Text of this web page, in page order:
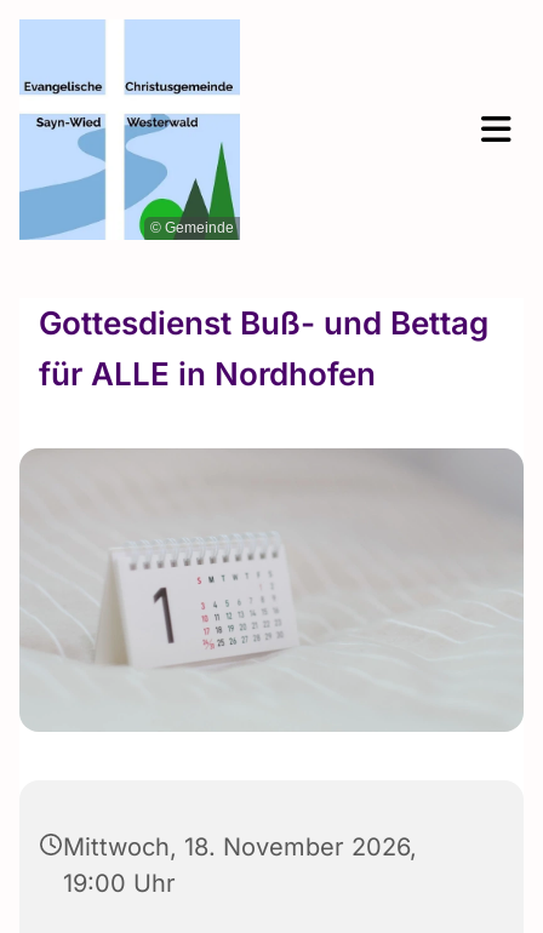
© Gemeinde
Gottesdienst Buß- und Bettag
für ALLE in Nordhofen
Mittwoch, 18. November 2026,
19:00 Uhr